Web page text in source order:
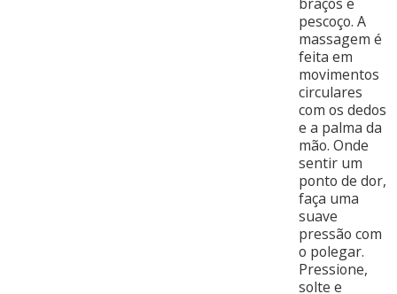
braços e
pescoço. A
massagem é
feita em
movimentos
circulares
com os dedos
e a palma da
mão. Onde
sentir um
ponto de dor,
faça uma
suave
pressão com
o polegar.
Pressione,
solte e